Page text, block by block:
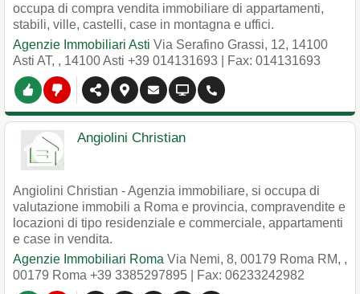
occupa di compra vendita immobiliare di appartamenti,
stabili, ville, castelli, case in montagna e uffici.
Agenzie Immobiliari Asti Via Serafino Grassi, 12, 14100
Asti AT, , 14100Asti +39 014131693 | Fax: 014131693
Angiolini Christian
Angiolini Christian - Agenzia immobiliare, si occupa di
valutazione immobili a Roma e provincia, compravendite e
locazioni di tipo residenziale e commerciale, appartamenti
e case in vendita.
Agenzie Immobiliari Roma Via Nemi, 8, 00179 Roma RM, ,
00179 Roma +39 3385297895 | Fax: 06233242982